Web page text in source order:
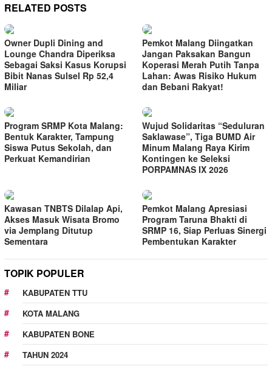
RELATED POSTS
Owner Dupli Dining and
Lounge Chandra Diperiksa
Sebagai Saksi Kasus Korupsi
Bibit Nanas Sulsel Rp 52,4
Miliar
Pemkot Malang Diingatkan
Jangan Paksakan Bangun
Koperasi Merah Putih Tanpa
Lahan: Awas Risiko Hukum
dan Bebani Rakyat!
Program SRMP Kota Malang:
Bentuk Karakter, Tampung
Siswa Putus Sekolah, dan
Perkuat Kemandirian
Wujud Solidaritas “Seduluran
Saklawase”, Tiga BUMD Air
Minum Malang Raya Kirim
Kontingen ke Seleksi
PORPAMNAS IX 2026
Kawasan TNBTS Dilalap Api,
Akses Masuk Wisata Bromo
via Jemplang Ditutup
Sementara
Pemkot Malang Apresiasi
Program Taruna Bhakti di
SRMP 16, Siap Perluas Sinergi
Pembentukan Karakter
TOPIK POPULER
KABUPATEN TTU
KOTA MALANG
KABUPATEN BONE
TAHUN 2024